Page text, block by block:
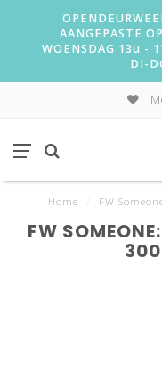
AANGEPASTE
WOENSDAG 13u -
DI-
Home FW
FW